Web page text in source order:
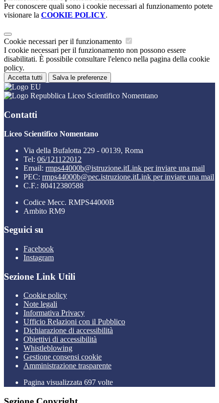
Per conoscere quali sono i cookie necessari al funzionamento potete
visionare la COOKIE POLICY.
Cookie necessari per il funzionamento
I cookie necessari per il funzionamento non possono essere
disabilitati. È possibile consultare l'elenco nella pagina della cookie
policy.
Accetta tutti Salva le preferenze
Liceo Scientifico Nomentano
Contatti
Liceo Scientifico Nomentano
Via della Bufalotta 229 - 00139, Roma
Tel: 06/121122012
Email: rmps44000b@istruzione.itLink per inviare una mail
PEC: rmps44000b@pec.istruzione.itLink per inviare una mail
C.F.: 80412380588
Codice Mecc. RMPS44000B
Ambito RM9
Seguici su
Facebook
Instagram
Sezione Link Utili
Cookie policy
Note legali
Informativa Privacy
Ufficio Relazioni con il Pubblico
Dichiarazione di accessibilità
Obiettivi di accessibilità
Whistleblowing
Gestione consensi cookie
Amministrazione trasparente
Pagina visualizzata 697 volte